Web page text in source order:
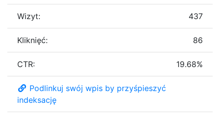
Wizyt: 437
Kliknięć: 86
CTR: 19.68%
Podlinkuj swój wpis by przyśpieszyć
indeksację